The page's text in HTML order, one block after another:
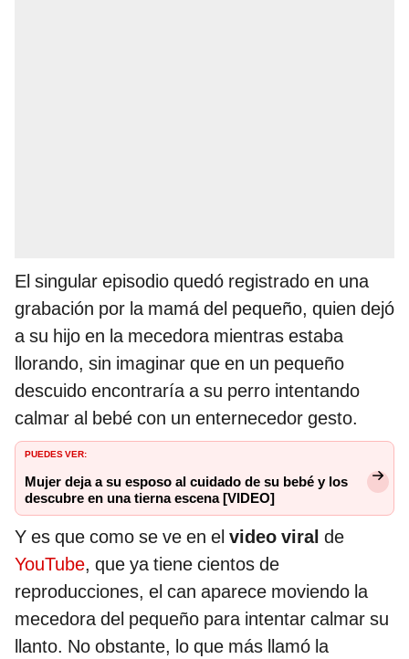
El singular episodio quedó registrado en una
grabación por la mamá del pequeño, quien dejó
a su hijo en la mecedora mientras estaba
llorando, sin imaginar que en un pequeño
descuido encontraría a su perro intentando
calmar al bebé con un enternecedor gesto.
PUEDES VER:
Mujer deja a su esposo al cuidado de su bebé y los
descubre en una tierna escena [VIDEO]
Y es que como se ve en el video viral de
YouTube, que ya tiene cientos de
reproducciones, el can aparece moviendo la
mecedora del pequeño para intentar calmar su
llanto. No obstante, lo que más llamó la